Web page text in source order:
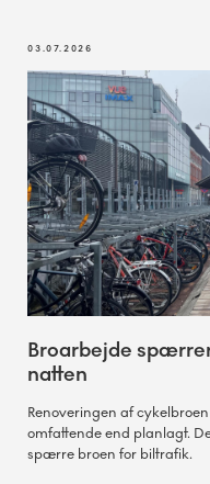
03.07.2026
Broarbejde
natten
Renoveringen af
omfattende end planlagt.
spærre broen for biltrafik.